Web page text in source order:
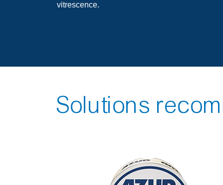
vitrescence.
Solutions